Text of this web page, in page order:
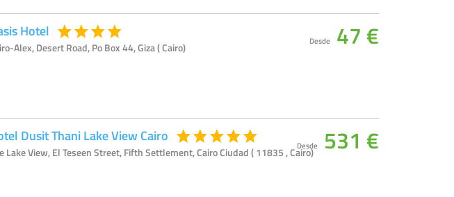
Hotel
Alex, Desert Road, Po Box 44, Giza ( Cairo) Desde 47 €
Dusit Thani Lake View Cairo
Lake View, El Teseen Street, Fifth Settlement, Cairo Ciudad ( 11835 , Cairo)
Desde 531 €